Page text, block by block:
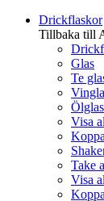
Drickflaskor
Tillbaka till
Glas
Te
Ölglas
Visa
Take
Visa